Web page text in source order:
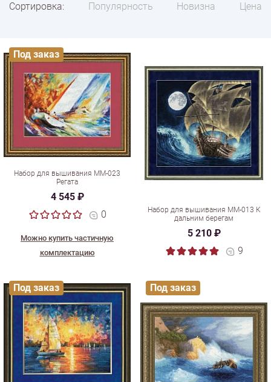
Сортировка: Популярность Новизна Цена
Набор для вышивания ММ-023
Регата
4 545 ₽
0
Можно купить частичную
комплектацию
Под заказ
Набор для вышивания ММ-013 К
дальним берегам
5 210 ₽
9
Под заказ Под заказ